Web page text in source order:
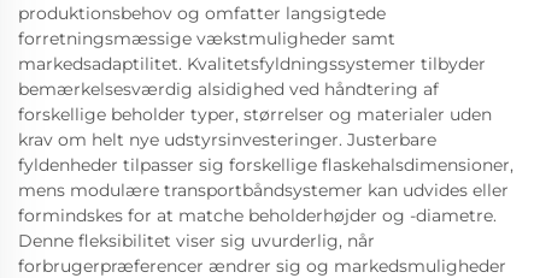
produktionsbehov og omfatter langsigtede
forretningsmæssige vækstmuligheder samt
markedsadaptilitet. Kvalitetsfyldningssystemer tilbyder
bemærkelsesværdig alsidighed ved håndtering af
forskellige beholder typer, størrelser og materialer uden
krav om helt nye udstyrsinvesteringer. Justerbare
fyldenheder tilpasser sig forskellige flaskehalsdimensioner,
mens modulære transportbåndsystemer kan udvides eller
formindskes for at matche beholderhøjder og -diametre.
Denne fleksibilitet viser sig uvurderlig, når
forbrugerpræferencer ændrer sig og markedsmuligheder